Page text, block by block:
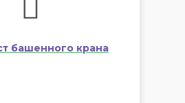
башенного крана